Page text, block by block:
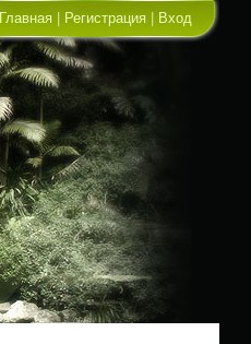
Главная Регистрация Вход